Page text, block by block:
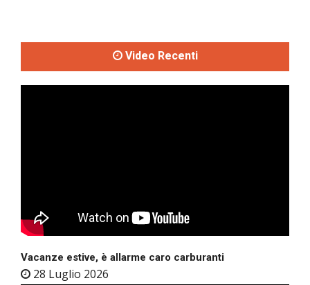
Video Recenti
Vacanze estive, è allarme caro carburanti
28 Luglio 2026